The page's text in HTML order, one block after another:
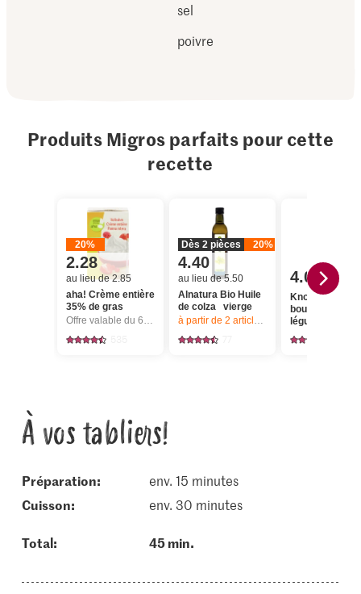
sel
poivre
Produits Migros parfaits pour cette
recette
20%
2.28
au lieu de 2.85
aha! Crème entière
35% de gras
Offre valable du 6.8 au 12.8.2026, jusqu’à épuisement du stock.
Dès 2 pièces 20%
4.40
au lieu de 5.50
Alnatura Bio Huile
de colza vierge
à partir de 2 articles, Offre valable du
4.00
Knorr Cubes
bouillon de
légumes
À vos tabliers!
Préparation:
env. 15 minutes
cuisson:
env. 30 minutes
Total: 45 min.